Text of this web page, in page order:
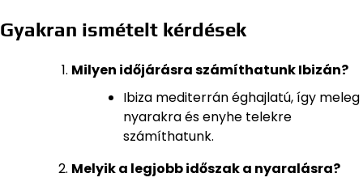
Gyakran ismételt kérdések
Milyen időjárásra számíthatunk Ibizán?
Ibiza mediterrán éghajlatú, így meleg
nyarakra és enyhe telekre
számíthatunk.
Melyik a legjobb időszak a nyaralásra?